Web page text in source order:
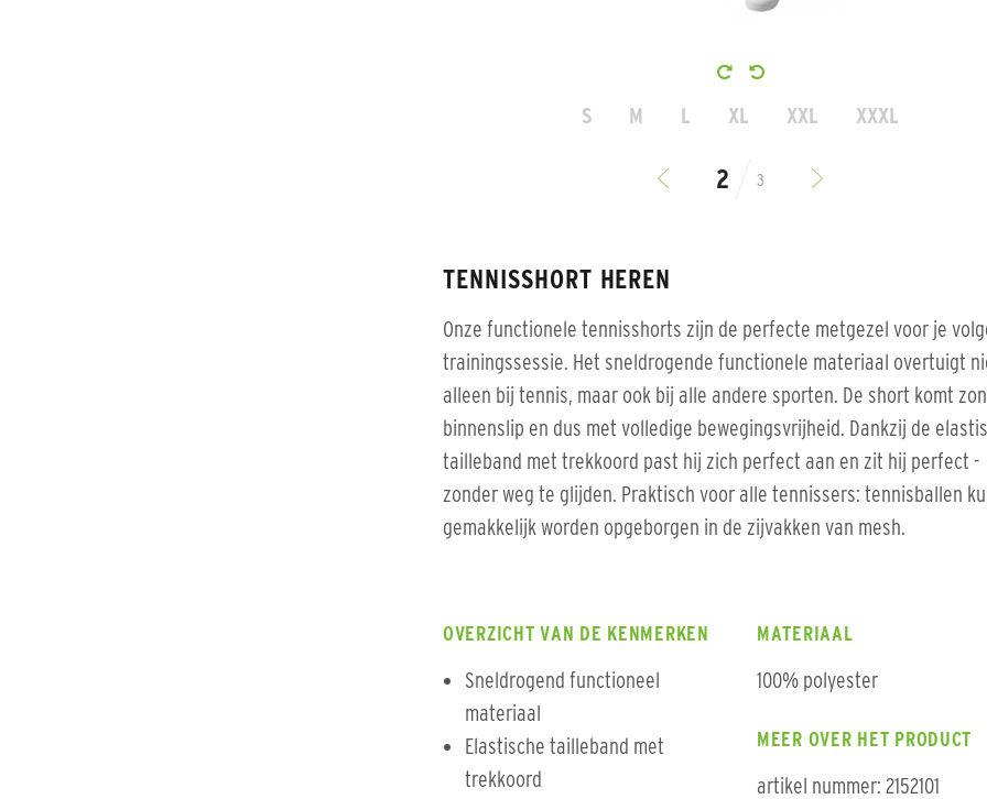
S M L XL XXL XXXL
3
TENNISSHORT HEREN
Onze functionele tennisshorts zijn de perfecte metgezel voor je
trainingssessie. Het sneldrogende functionele materiaal overtuigt
alleen bij tennis, maar ook bij alle andere sporten. De short komt
binnenslip en dus met volledige bewegingsvrijheid. Dankzij de
tailleband met trekkoord past hij zich perfect aan en zit hij perfect -
zonder weg te glijden. Praktisch voor alle tennissers: tennisballen
gemakkelijk worden opgeborgen in de zijvakken van mesh.
OVERZICHT VAN DE KENMERKEN
Sneldrogend functioneel
materiaal
Elastische tailleband met
trekkoord
MATERIAAL
100% polyester
MEER OVER HET PRODUCT
artikel nummer: 2152101